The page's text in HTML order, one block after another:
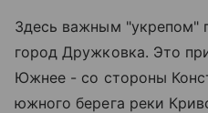
Здесь важным "укрепом"
город Дружковка. Это
Южнее - со стороны
южного берега реки